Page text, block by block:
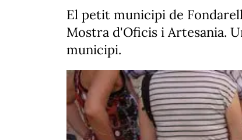
El petit municipi de
Mostra d'Oficis i Artesania.
municipi.